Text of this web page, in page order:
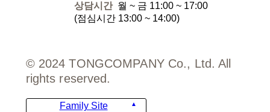
상담시간 월 ~ 금 11:00 ~ 17:00
(점심시간 13:00 ~ 14:00)
© 2024 TONGCOMPANY Co., Ltd. All
rights reserved.
Family Site